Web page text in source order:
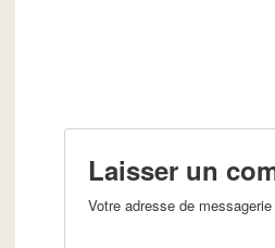
Laisser un
Votre adresse de